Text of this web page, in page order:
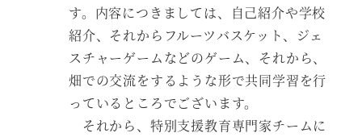
す。内容につきましては、自己紹介や学校
紹介、それからフルーツバスケット、ジェ
スチャーゲームなどのゲーム、それから、
畑での交流をするような形で共同学習を行
っているところでございます。
それから、特別支援教育専門家チームに